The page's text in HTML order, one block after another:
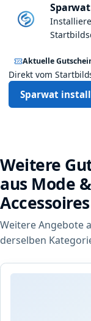
Aktuelle
Direkt vom
Sparwat
Weitere
aus Mode &
Accessoires
Weitere Angebote
derselben